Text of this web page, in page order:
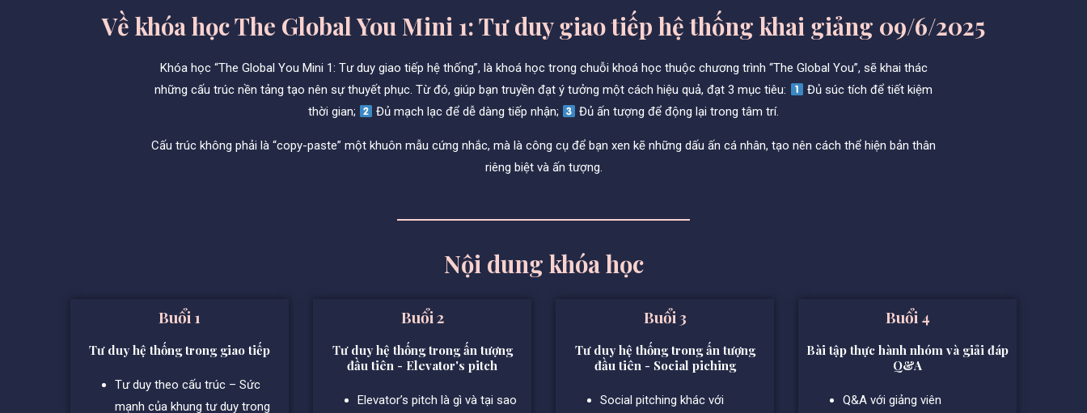
Về khóa học The Global You Mini 1: Tư duy giao tiếp hệ thống khai giảng 09/6/2025
Khóa học “The Global You Mini 1: Tư duy giao tiếp hệ thống”, là khoá học trong chuỗi khoá học thuộc chương trình “The Global You”, sẽ khai thác
những cấu trúc nền tảng tạo nên sự thuyết phục. Từ đó, giúp bạn truyền đạt ý tưởng một cách hiệu quả, đạt 3 mục tiêu:
Đủ súc tích để tiết kiệm
thời gian;
Đủ mạch lạc để dễ dàng tiếp nhận; Đủ ấn tượng để động lại trong tâm trí.
Cấu trúc không phải là “copy-paste” một khuôn mẫu cứng nhắc, mà là công cụ để bạn xen kẽ những dấu ấn cá nhân, tạo nên cách thể hiện bản thân
riêng biệt và ấn tượng.
Nội dung khóa học
Buổi 1
Tư duy hệ thống trong giao tiếp
Tư duy theo cấu trúc – Sức
mạnh của khung tư duy trong
Buổi2
Tư duy hệ thống trong ấn tượng
đầu tiên - Elevator's pitch
Elevator’s pitch là gì và tại sao
Buổi 3
Tư duy hệ thống trong ấn tượng
đầu tiên - Social piching
Social pitching khác với
Buổi 4
Bài tập thực hành nhóm và giải đáp
Q&A
Q&A với giảng viên